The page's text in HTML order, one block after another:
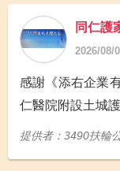
同仁護
2026/08/
感謝《添右企業有限公司
提供者：3490扶輪